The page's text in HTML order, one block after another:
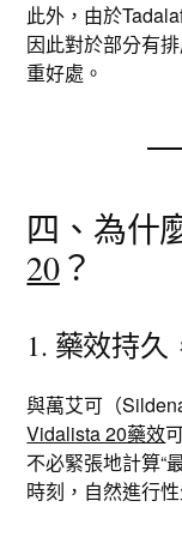
此外，由於
因此對於部分有
重好處。
四、為什
20？
1. 藥效持久
與萬艾可（
Vidalista 20藥效
不必緊張地計算“
時刻，自然進行